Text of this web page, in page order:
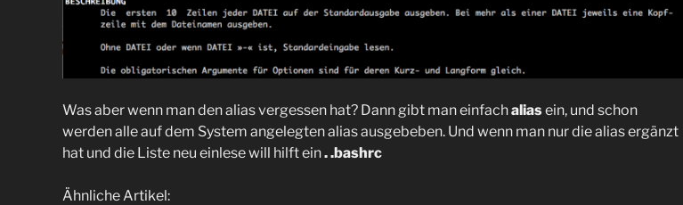
Was aber wenn man den alias vergessen hat? Dann gibt man einfachaliasein, und schon
werden alle auf dem System angelegten alias ausgebeben. Und wenn man nur die alias ergänzt
hat und die Liste neu einlese will hilft ein. .bashrc
Ähnliche Artikel: